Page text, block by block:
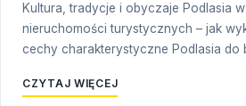
Kultura, tradycje i obyczaje Podlasia
nieruchomości turystycznych – jak
cechy charakterystyczne Podlasia do
CZYTAJ WIĘCEJ